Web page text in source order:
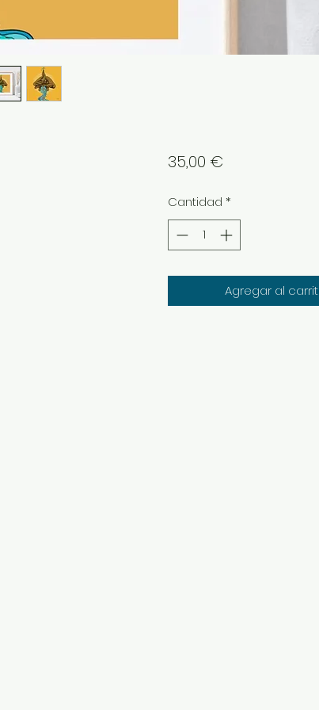
35,00 €Precio
Cantidad *
Agregar al